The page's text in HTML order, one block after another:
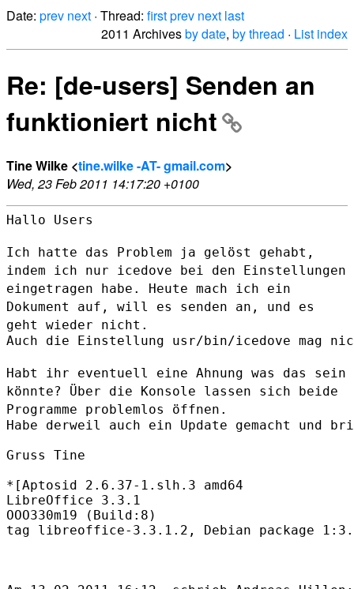
Date: prev next · Thread: firstprev next last
2011 Archivesby date, by thread · List index
Re: [de-users] Senden an
funktioniert nicht
Tine Wilke <tine.wilke -AT- gmail.com>
Wed, 23 Feb 2011 14:17:20 +0100
Hallo Users
Ich hatte das Problem ja gelöst gehabt,
indem ich nur icedove bei den Einstellungen
eingetragen habe. Heute mach ich ein
Dokument auf, will es senden an, und es
geht wieder nicht.
Auch die Einstellung usr/bin/icedove mag
Habt ihr eventuell eine Ahnung was das sein
könnte? Über die Konsole lassen sich beide
Programme problemlos öffnen.
Habe derweil auch ein Update gemacht und
Gruss Tine
*[Aptosid 2.6.37-1.slh.3 amd64
LibreOffice 3.3.1
OOO330m19 (Build:8)
tag libreoffice-3.3.1.2, Debian package